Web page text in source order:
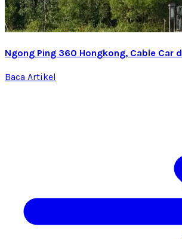
Ngong Ping 360 Hongkong, Cable Car
Baca Artikel